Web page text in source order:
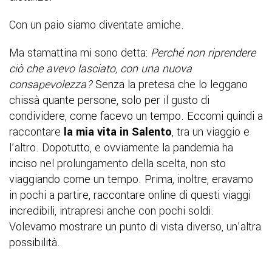
Con un paio siamo diventate amiche.
Ma stamattina mi sono detta: Perché non riprendere
ciò che avevo lasciato, con una nuova
consapevolezza?Senza la pretesa che lo leggano
chissà quante persone, solo per il gusto di
condividere, come facevo un tempo. Eccomi quindi a
raccontare la mia vita in Salento, tra un viaggio e
l’altro. Dopotutto, e ovviamente la pandemia ha
inciso nel prolungamento della scelta, non sto
viaggiando come un tempo. Prima, inoltre, eravamo
in pochi a partire, raccontare online di questi viaggi
incredibili, intrapresi anche con pochi soldi.
Volevamo mostrare un punto di vista diverso, un’altra
possibilità.